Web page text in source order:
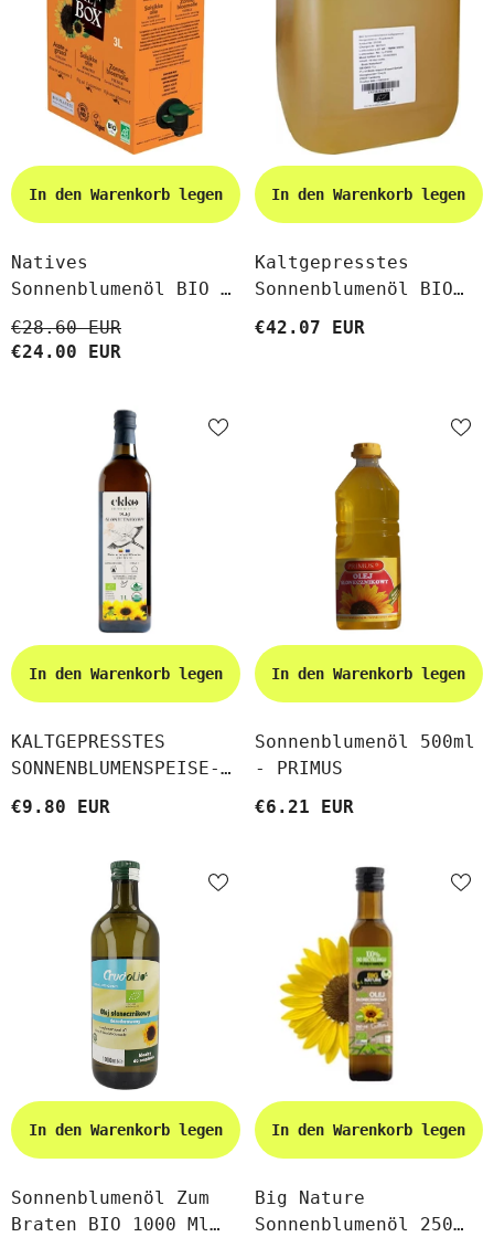
In den Warenkorb legen
Natives
Sonnenblumenöl BIO 3
PLANETE
€28.60 EUR
€24.00 EUR
In den Warenkorb legen
Kaltgepresstes
Sonnenblumenöl BIO
€42.07 EUR
In den Warenkorb legen
KALTGEPRESSTES
SONNENBLUMENSPEISE-
UND BRATÖL BIO 1 L
€9.80 EUR
In den Warenkorb legen
Sonnenblumenöl 500ml
- PRIMUS
€6.21 EUR
In den Warenkorb legen
Sonnenblumenöl Zum
Braten BIO 1000 Ml
In den Warenkorb legen
Big Nature
Sonnenblumenöl 250